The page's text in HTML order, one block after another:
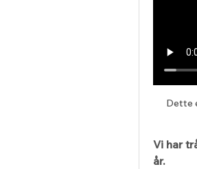
Dette
Vi har
år.